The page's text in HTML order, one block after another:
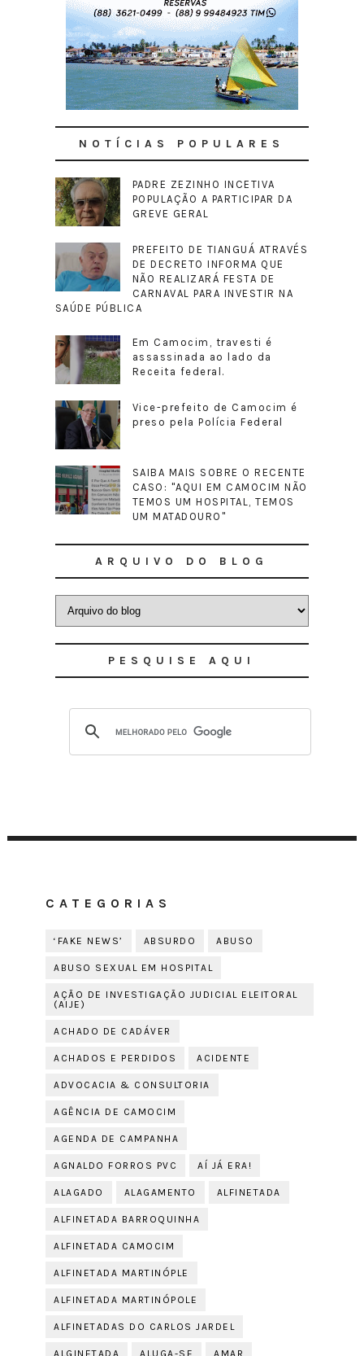
NOTÍCIAS POPULARES
PADRE ZEZINHO INCETIVA
POPULAÇÃO A PARTICIPAR DA
GREVE GERAL
PREFEITO DE TIANGUÁ ATRAVÉS
DE DECRETO INFORMA QUE
NÃO REALIZARÁ FESTA DE
CARNAVAL PARA INVESTIR NA
SAÚDE PÚBLICA
Em Camocim, travesti é
assassinada ao lado da
Receita federal.
Vice-prefeito de Camocim é
preso pela Polícia Federal
SAIBA MAIS SOBRE O RECENTE
CASO: "AQUI EM CAMOCIM NÃO
TEMOS UM HOSPITAL, TEMOS
UM MATADOURO"
ARQUIVO DO BLOG
PESQUISE AQUI
CATEGORIAS
‘FAKE NEWS’ ABSURDO ABUSO
ABUSO SEXUAL EM HOSPITAL
AÇÃO DE INVESTIGAÇÃO JUDICIAL ELEITORAL
(AIJE)
ACHADO DE CADÁVER
ACHADOS E PERDIDOS ACIDENTE
ADVOCACIA & CONSULTORIA
AGÊNCIA DE CAMOCIM
AGENDA DE CAMPANHA
AGNALDO FORROS PVC AÍ JÁ ERA!
ALAGADO ALAGAMENTO ALFINETADA
ALFINETADA BARROQUINHA
ALFINETADA CAMOCIM
ALFINETADA MARTINÓPLE
ALFINETADA MARTINÓPOLE
ALFINETADAS DO CARLOS JARDEL
ALGINETADA ALUGA-SE AMAR